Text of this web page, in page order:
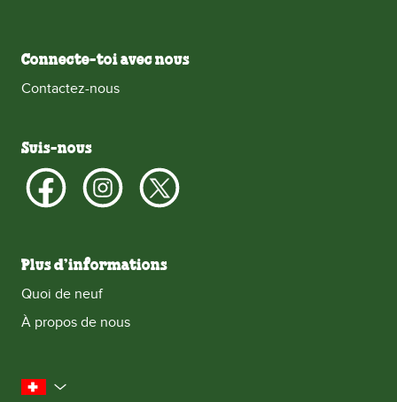
Connecte-toi avec nous
Contactez-nous
Suis-nous
Plus d’informations
Quoi de neuf
À propos de nous
la Suisse